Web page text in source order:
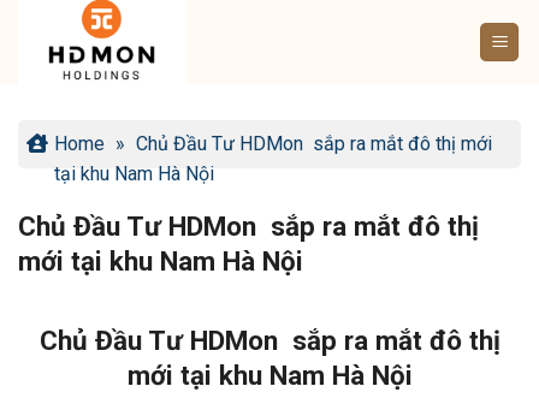
Home » Chủ Đầu Tư HDMon sắp ra mắt đô thị mới
tại khu Nam Hà Nội
Chủ Đầu Tư HDMon sắp ra mắt đô thị
mới tại khu Nam Hà Nội
Chủ Đầu Tư HDMon sắp ra mắt đô thị
mới tại khu Nam Hà Nội